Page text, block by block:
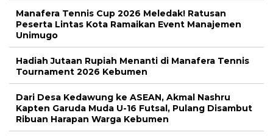
Manafera Tennis Cup 2026 Meledak! Ratusan
Peserta Lintas Kota Ramaikan Event Manajemen
Unimugo
Hadiah Jutaan Rupiah Menanti di Manafera Tennis
Tournament 2026 Kebumen
Dari Desa Kedawung ke ASEAN, Akmal Nashru
Kapten Garuda Muda U-16 Futsal, Pulang Disambut
Ribuan Harapan Warga Kebumen